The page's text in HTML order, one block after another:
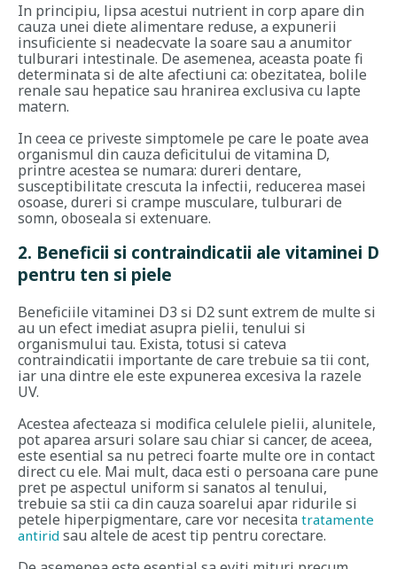
In principiu, lipsa acestui nutrient in corp apare din
cauza unei diete alimentare reduse, a expunerii
insuficiente si neadecvate la soare sau a anumitor
tulburari intestinale. De asemenea, aceasta poate fi
determinata si de alte afectiuni ca: obezitatea, bolile
renale sau hepatice sau hranirea exclusiva cu lapte
matern.
In ceea ce priveste simptomele pe care le poate avea
organismul din cauza deficitului de vitamina D,
printre acestea se numara: dureri dentare,
susceptibilitate crescuta la infectii, reducerea masei
osoase, dureri si crampe musculare, tulburari de
somn, oboseala si extenuare.
2. Beneficii si contraindicatii ale vitaminei D
pentru ten si piele
Beneficiile vitaminei D3 si D2 sunt extrem de multe si
au un efect imediat asupra pielii, tenului si
organismului tau. Exista, totusi si cateva
contraindicatii importante de care trebuie sa tii cont,
iar una dintre ele este expunerea excesiva la razele
UV.
Acestea afecteaza si modifica celulele pielii, alunitele,
pot aparea arsuri solare sau chiar si cancer, de aceea,
este esential sa nu petreci foarte multe ore in contact
direct cu ele. Mai mult, daca esti o persoana care pune
pret pe aspectul uniform si sanatos al tenului,
trebuie sa stii ca din cauza soarelui apar ridurile si
petele hiperpigmentare, care vor necesita tratamente
antirid sau altele de acest tip pentru corectare.